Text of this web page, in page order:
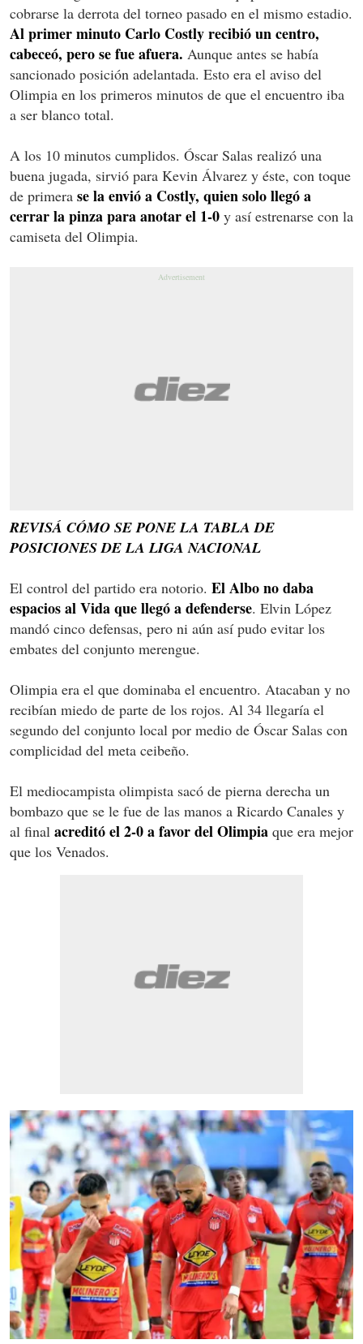
cobrarse la derrota del torneo pasado en el mismo estadio.
Al primer minuto Carlo Costly recibió un centro,
cabeceó, pero se fue afuera. Aunque antes se había
sancionado posición adelantada. Esto era el aviso del
Olimpia en los primeros minutos de que el encuentro iba
a ser blanco total.
A los 10 minutos cumplidos. Óscar Salas realizó una
buena jugada, sirvió para Kevin Álvarez y éste, con toque
de primera se la envió a Costly, quien solo llegó a
cerrar la pinza para anotar el 1-0 y así estrenarse con la
camiseta del Olimpia.
REVISÁ CÓMO SE PONE LA TABLA DE
POSICIONES DE LA LIGA NACIONAL
El control del partido era notorio. El Albo no daba
espacios al Vida que llegó a defenderse. Elvin López
mandó cinco defensas, pero ni aún así pudo evitar los
embates del conjunto merengue.
Olimpia era el que dominaba el encuentro. Atacaban y no
recibían miedo de parte de los rojos. Al 34 llegaría el
segundo del conjunto local por medio de Óscar Salas con
complicidad del meta ceibeño.
El mediocampista olimpista sacó de pierna derecha un
bombazo que se le fue de las manos a Ricardo Canales y
al final acreditó el 2-0 a favor del Olimpia que era mejor
que los Venados.